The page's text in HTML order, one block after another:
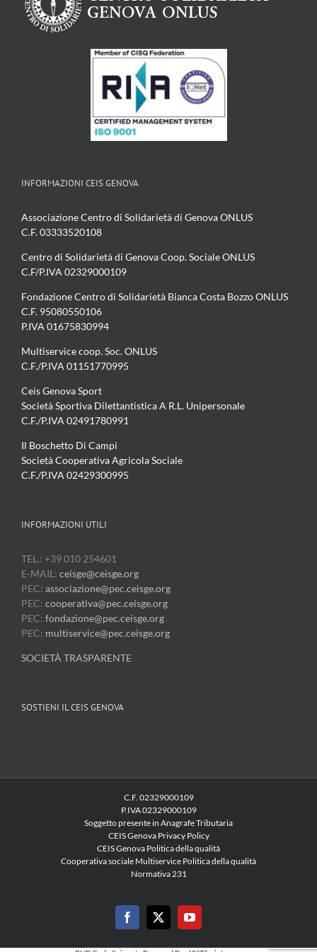
INFORMAZIONI CEIS GENOVA
Associazione Centro di Solidarietà di Genova ONLUS
C.F. 03333520108
Centro di Solidarietà di Genova Coop. Sociale ONLUS
C.F/P.IVA 02329000109
Fondazione Centro di Solidarietà Bianca Costa Bozzo ONLUS
C.F. 95080550106
P.IVA 01675830994
Multiservice coop. Soc. ONLUS
C.F./P.IVA 01151770995
Ceis Genova Sport
Società Sportiva Dilettantistica A R.L. Unipersonale
C.F./P.IVA 02491780991
Il Boschetto Di Campi
Società Cooperativa Agricola Sociale
C.F./P.IVA 02429300995
INFORMAZIONI UTILI
TEL.: +39 010 254601
E-MAIL: ceisge@ceisge.org
PEC: associazione@pec.ceisge.org
PEC: cooperativa@pec.ceisge.org
PEC: fondazione@pec.ceisge.org
PEC: multiservice@pec.ceisge.org
SOCIETÀ TRASPARENTE
SOSTIENI IL CEIS GENOVA
C.F. 02329000109
P.IVA 02329000109
Soggetto presente in Anagrafe Tributaria
CEIS Genova Privacy Policy
CEIS Genova Politica della qualità
Cooperativa sociale Multiservice Politica della qualità
Normativa 231
Facebook
X YouTube